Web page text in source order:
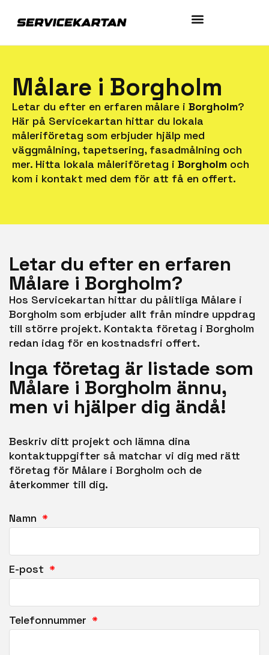
Målare i Borgholm
Letar du efter en erfaren målare i Borgholm?
Här på Servicekartan hittar du lokala
måleriföretag som erbjuder hjälp med
väggmålning, tapetsering, fasadmålning och
mer. Hitta lokala måleriföretag i Borgholm och
kom i kontakt med dem för att få en offert.
Letar du efter en erfaren
Målare i Borgholm?
Hos Servicekartan hittar du pålitliga Målare i
Borgholm som erbjuder allt från mindre uppdrag
till större projekt. Kontakta företag i Borgholm
redan idag för en kostnadsfri offert.
Inga företag är listade som
Målare i Borgholm ännu,
men vi hjälper dig ändå!
Beskriv ditt projekt och lämna dina
kontaktuppgifter så matchar vi dig med rätt
företag för Målare i Borgholm och de
återkommer till dig.
Namn
E-post
Telefonnummer